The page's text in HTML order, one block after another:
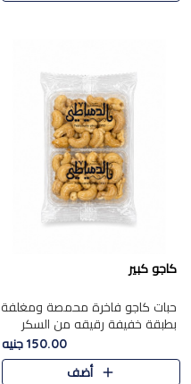
كاجو كبير
حبات كاجو فاخرة محمصة ومغلفة
بطبقة خفيفة رقيقه من السكر
المكرمل، تجمع بين توازن النعومة
زبدية غنية فاخرة والقرمشة
المرضية في حلوى شرقية بطاب..
150.00 جنيه
أضف